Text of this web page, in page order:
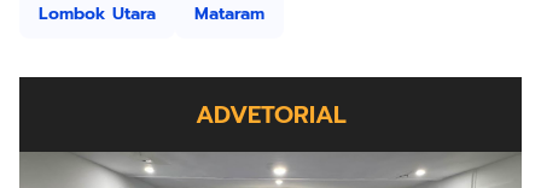
Lombok Utara
Mataram
ADVETORIAL